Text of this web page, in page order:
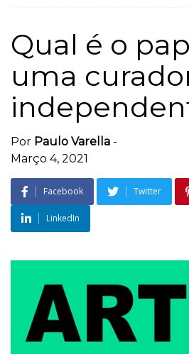
Qual é o
uma
Por Paulo Varella -
Março 4, 2021
Facebook Twitter
LinkedIn